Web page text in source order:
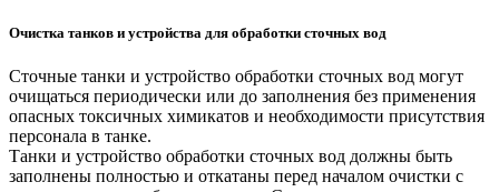
Очистка танков и устройства для обработки сточных вод
Сточные танки и устройство обработки сточных вод могут
очищаться периодически или до заполнения без применения
опасных токсичных химикатов и необходимости присутствия
персонала в танке.
Танки и устройство обработки сточных вод должны быть
заполнены полностью и откатаны перед началом очистки с